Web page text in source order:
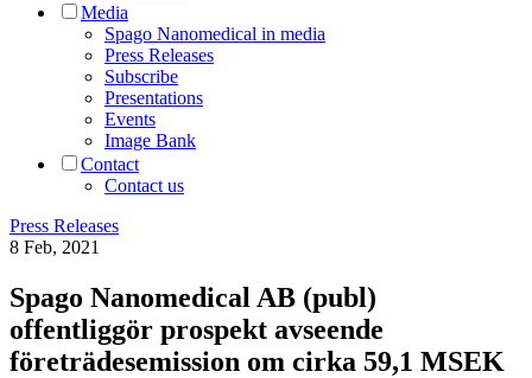
Media
Spago Nanomedical in media
Press Releases
Subscribe
Presentations
Events
Image Bank
Contact
Contact us
Press Releases
8 Feb, 2021
Spago Nanomedical AB (publ)
offentliggör prospekt avseende
företrädesemission om cirka 59,1 MSEK